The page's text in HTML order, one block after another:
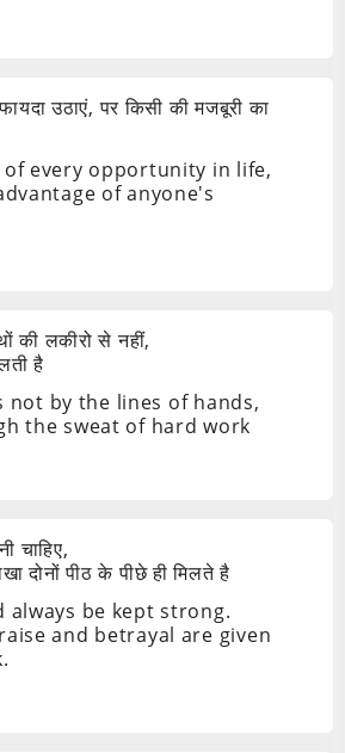
उठाएं, पर किसी की मजबूरी का
of every opportunity in life,
of anyone's
की लकीरो से नहीं,
है
not by the lines of hands,
the sweat of hard work
चाहिए,
दोनों पीठ के पीछे ही मिलते है
always be kept strong.
and betrayal are given